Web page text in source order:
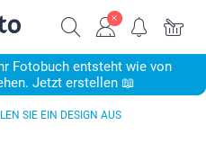
Fotobuch entsteht wie von
Jetzt erstellen 📖
SIE EIN DESIGN AUS